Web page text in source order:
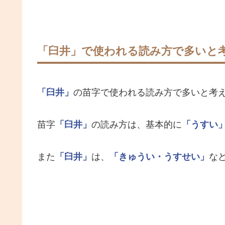
「臼井」で使われる読み方で多いと
「臼井」 の苗字で使われる読み方で多いと考
苗字 「臼井」 の読み方は、基本的に 「うすい
また 「臼井」 は、 「きゅうい・うすせい」 な